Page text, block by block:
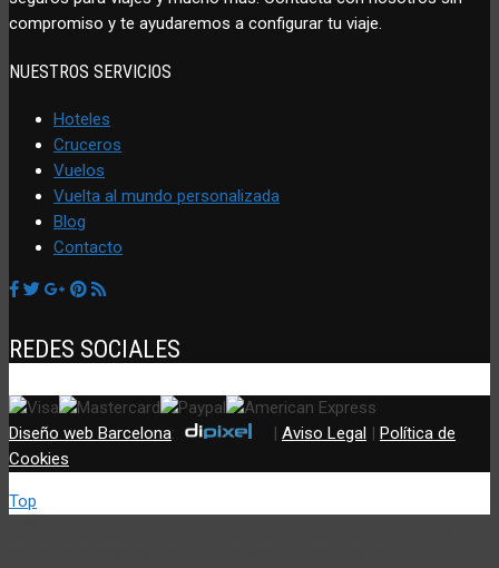
compromiso y te ayudaremos a configurar tu viaje.
NUESTROS SERVICIOS
Hoteles
Cruceros
Vuelos
Vuelta al mundo personalizada
Blog
Contacto
REDES SOCIALES
Diseño web Barcelona: | Aviso Legal | Política de
Cookies
Top